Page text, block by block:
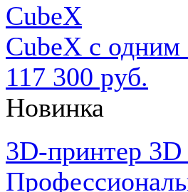
CubeX
CubeX c одним
117 300 руб.
Новинка
3D-принтер 3D